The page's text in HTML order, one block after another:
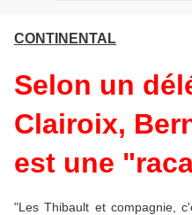
CONTINENTAL
Selon un
Clairoix,
est une
"Les Thibault et compagnie,